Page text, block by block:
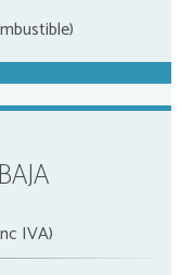
IVA)